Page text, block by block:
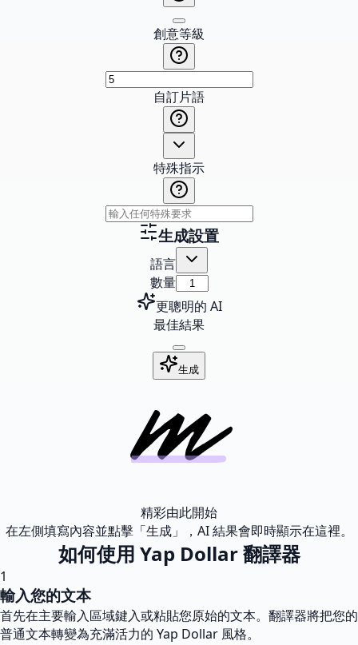
創意等級
自訂片語
特殊指示
生成設置
語言
數量
更聰明的 AI
最佳結果
生成
精彩由此開始
在左側填寫內容並點擊「生成」，AI 結果會即時顯示在這裡。
如何使用 Yap Dollar 翻譯器
1
輸入您的文本
首先在主要輸入區域鍵入或粘貼您原始的文本。翻譯器將把您的
普通文本轉變為充滿活力的 Yap Dollar 風格。